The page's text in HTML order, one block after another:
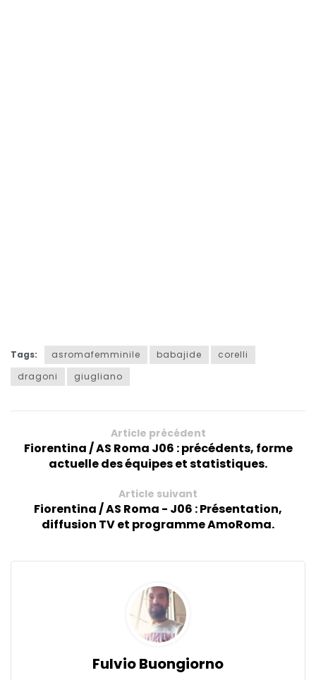
Tags: asromafemminile babajide
corelli
dragoni
giugliano
Article précédent
Fiorentina / AS Roma J06 : précédents, forme
actuelle des équipes et statistiques.
Article suivant
Fiorentina / AS Roma - J06 : Présentation,
diffusion TV et programme AmoRoma.
Fulvio Buongiorno